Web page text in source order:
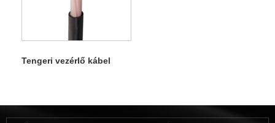
Tengeri vezérlő kábel